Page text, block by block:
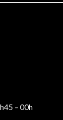
– 00h